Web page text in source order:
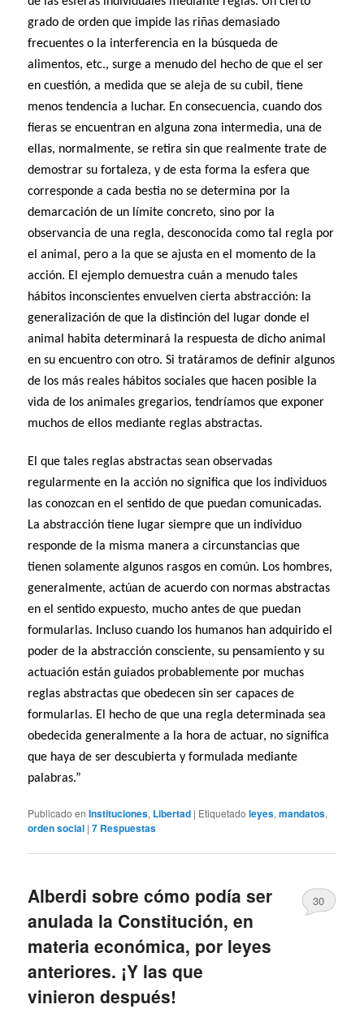
grado de orden que impide las riñas demasiado
frecuentes o la interferencia en la búsqueda de
alimentos, etc., surge a menudo del hecho de que el ser
en cuestión, a medida que se aleja de su cubil, tiene
menos tendencia a luchar. En consecuencia, cuando dos
fieras se encuentran en alguna zona intermedia, una de
ellas, normalmente, se retira sin que realmente trate de
demostrar su fortaleza, y de esta forma la esfera que
corresponde a cada bestia no se determina por la
demarcación de un límite concreto, sino por la
observancia de una regla, desconocida como tal regla por
el animal, pero a la que se ajusta en el momento de la
acción. El ejemplo demuestra cuán a menudo tales
hábitos inconscientes envuelven cierta abstracción: la
generalización de que la distinción del lugar donde el
animal habita determinará la respuesta de dicho animal
en su encuentro con otro. Si tratáramos de definir algunos
de los más reales hábitos sociales que hacen posible la
vida de los animales gregarios, tendríamos que exponer
muchos de ellos mediante reglas abstractas.
El que tales reglas abstractas sean observadas
regularmente en la acción no significa que los individuos
las conozcan en el sentido de que puedan comunicadas.
La abstracción tiene lugar siempre que un individuo
responde de la misma manera a circunstancias que
tienen solamente algunos rasgos en común. Los hombres,
generalmente, actúan de acuerdo con normas abstractas
en el sentido expuesto, mucho antes de que puedan
formularlas. Incluso cuando los humanos han adquirido el
poder de la abstracción consciente, su pensamiento y su
actuación están guiados probablemente por muchas
reglas abstractas que obedecen sin ser capaces de
formularlas. El hecho de que una regla determinada sea
obedecida generalmente a la hora de actuar, no significa
que haya de ser descubierta y formulada mediante
palabras.”
Publicado en Instituciones, Libertad | Etiquetado leyes,mandatos,
orden social |7 Respuestas
Alberdi sobre cómo podía ser
anulada la Constitución, en
materia económica, por leyes
anteriores. ¡Y las que
vinieron después!
30